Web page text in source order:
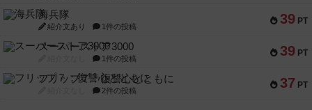
39 PT
海兵隊
紹介文あり 1件の投稿
39 PT
スーパーストア3000
1件の投稿
37 PT
フリップ７：復讐心とともに
2件の投稿